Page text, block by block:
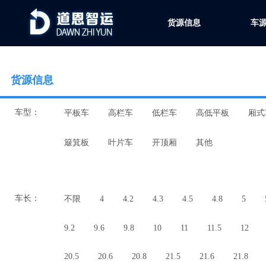
货源信息 车
货源信息
车型： 平板车 高栏车 低栏车 高低平板 厢
簸箕板 叶片车 开顶厢 其他
车长： 不限 4 4.2 4.3 4.5 4.8 5
9.2 9.6 9.8 10 11 11.5 12
20.5 20.6 20.8 21.5 21.6 21.8